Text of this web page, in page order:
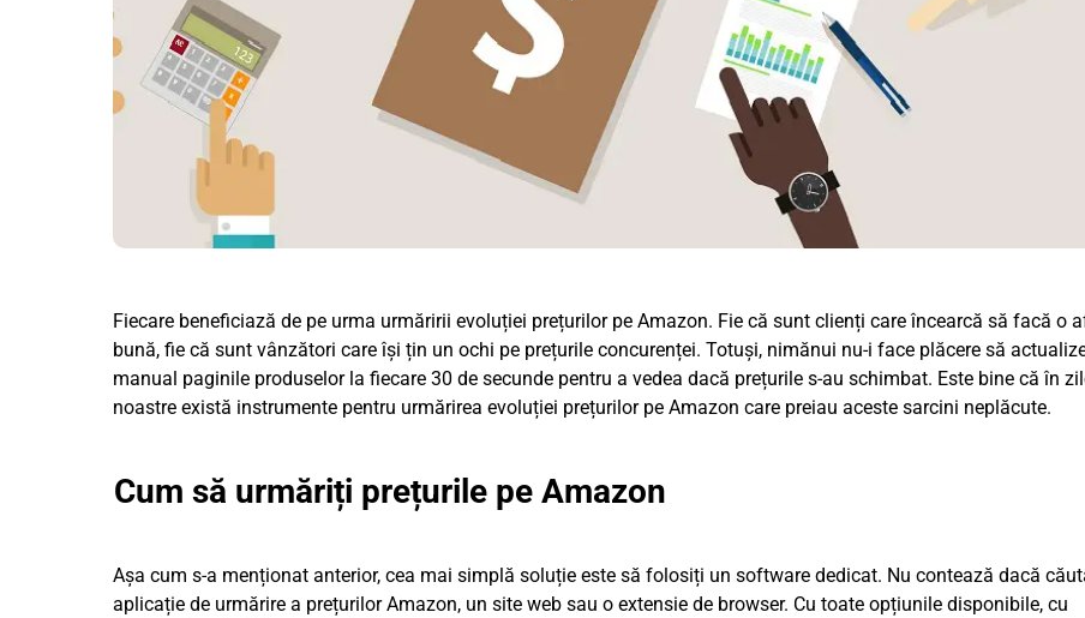
Fiecare beneficiază de pe urma urmăririi evoluției prețurilor pe Amazon. Fie că sunt clienți care încearcă să facă o
bună, fie că sunt vânzători care își țin un ochi pe prețurile concurenței. Totuși, nimănui nu-i face plăcere să
manual paginile produselor la fiecare 30 de secunde pentru a vedea dacă prețurile s-au schimbat. Este bine că în
noastre există instrumente pentru urmărirea evoluției prețurilor pe Amazon care preiau aceste sarcini neplăcute.
Cum să urmăriți prețurile pe Amazon
Așa cum s-a menționat anterior, cea mai simplă soluție este să folosiți un software dedicat. Nu contează dacă
aplicație de urmărire a prețurilor Amazon, un site web sau o extensie de browser. Cu toate opțiunile disponibile, cu